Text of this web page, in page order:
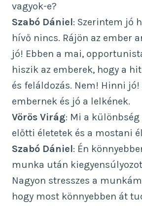
vagyok-e?
Szabó Dániel: Szerintem jó
hívő nincs. Rájön az ember
jó! Ebben a mai,
hiszik az emberek, hogy a
és feláldozás. Nem! Hinni jó!
embernek és jó a lelkének.
Vörös Virág: Mi a
előtti életetek és a mostani
Szabó Dániel: Én
munka után
Nagyon stresszes a
hogy most könnyebben át